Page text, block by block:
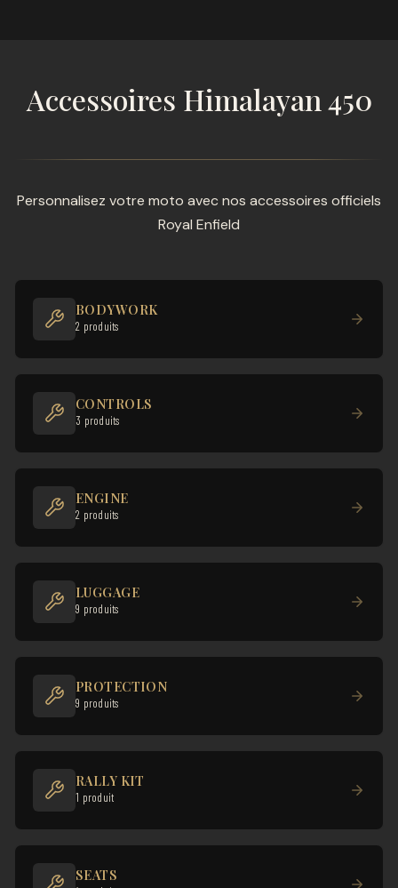
Accessoires Himalayan 450
Personnalisez votre moto avec nos accessoires officiels
Royal Enfield
BODYWORK
2 produits
CONTROLS
3 produits
ENGINE
2 produits
LUGGAGE
9 produits
PROTECTION
9 produits
RALLY KIT
1 produit
SEATS